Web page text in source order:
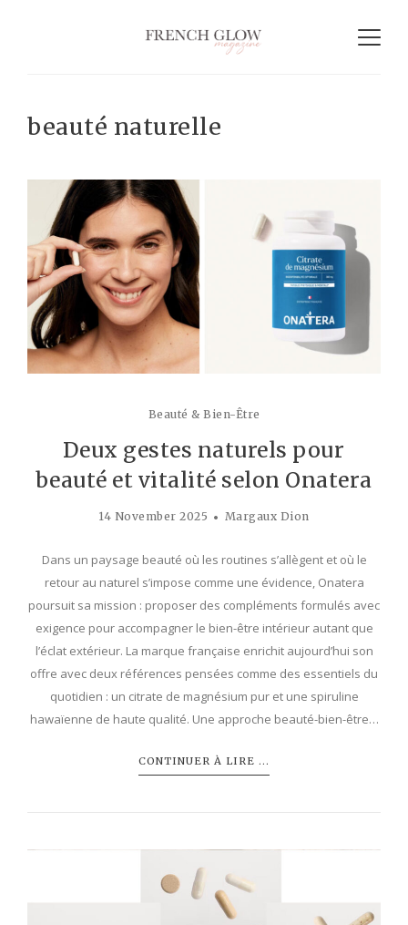
beauté naturelle
Beauté & Bien-Être
Deux gestes naturels pour
beauté et vitalité selon Onatera
14 November 2025 Margaux Dion
Dans un paysage beauté où les routines s’allègent et où le
retour au naturel s’impose comme une évidence, Onatera
poursuit sa mission : proposer des compléments formulés avec
exigence pour accompagner le bien-être intérieur autant que
l’éclat extérieur. La marque française enrichit aujourd’hui son
offre avec deux références pensées comme des essentiels du
quotidien : un citrate de magnésium pur et une spiruline
hawaïenne de haute qualité. Une approche beauté-bien-être…
CONTINUER À LIRE ...